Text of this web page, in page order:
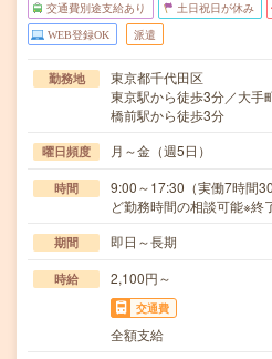
交通費別途支給あり 土日祝日が休み
WEB登録OK 派遣
勤務地
東京都千代田区
東京駅から徒歩3分／大手
橋前駅から徒歩3分
曜日頻度 月～金（週5日）
時間
9:00～17:30（実働7時間
ど勤務時間の相談可能※
期間 即日～長期
時給 2,100円～
交通費
全額支給